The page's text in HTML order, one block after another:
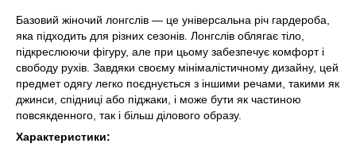
Базовий жіночий лонгслів — це універсальна річ гардероба,
яка підходить для різних сезонів. Лонгслів облягає тіло,
підкреслюючи фігуру, але при цьому забезпечує комфорт і
свободу рухів. Завдяки своєму мінімалістичному дизайну, цей
предмет одягу легко поєднується з іншими речами, такими як
джинси, спідниці або піджаки, і може бути як частиною
повсякденного, так і більш ділового образу.
Характеристики: